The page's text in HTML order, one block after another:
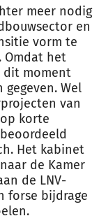
meer nodig
en
vorm te
Omdat het
dit moment
Wel
van
korte
Het kabinet
de Kamer
de LNV-
forse bijdrage